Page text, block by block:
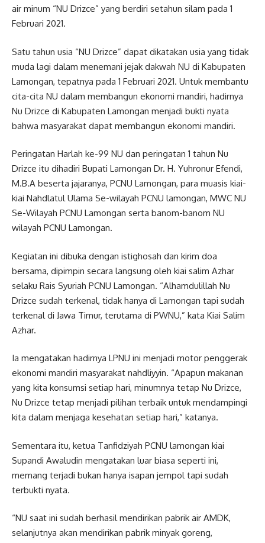
air minum “NU Drizce” yang berdiri setahun silam pada 1
Februari 2021.
Satu tahun usia “NU Drizce” dapat dikatakan usia yang tidak
muda lagi dalam menemani jejak dakwah NU di Kabupaten
Lamongan, tepatnya pada 1 Februari 2021. Untuk membantu
cita-cita NU dalam membangun ekonomi mandiri, hadirnya
Nu Drizce di Kabupaten Lamongan menjadi bukti nyata
bahwa masyarakat dapat membangun ekonomi mandiri.
Peringatan Harlah ke-99 NU dan peringatan 1 tahun Nu
Drizce itu dihadiri Bupati Lamongan Dr. H. Yuhronur Efendi,
M.B.A beserta jajaranya, PCNU Lamongan, para muasis kiai-
kiai Nahdlatul Ulama Se-wilayah PCNU lamongan, MWC NU
Se-Wilayah PCNU Lamongan serta banom-banom NU
wilayah PCNU Lamongan.
Kegiatan ini dibuka dengan istighosah dan kirim doa
bersama, dipimpin secara langsung oleh kiai salim Azhar
selaku Rais Syuriah PCNU Lamongan. “Alhamdulillah Nu
Drizce sudah terkenal, tidak hanya di Lamongan tapi sudah
terkenal di Jawa Timur, terutama di PWNU,” kata Kiai Salim
Azhar.
Ia mengatakan hadirnya LPNU ini menjadi motor penggerak
ekonomi mandiri masyarakat nahdliyyin. “Apapun makanan
yang kita konsumsi setiap hari, minumnya tetap Nu Drizce,
Nu Drizce tetap menjadi pilihan terbaik untuk mendampingi
kita dalam menjaga kesehatan setiap hari,” katanya.
Sementara itu, ketua Tanfidziyah PCNU lamongan kiai
Supandi Awaludin mengatakan luar biasa seperti ini,
memang terjadi bukan hanya isapan jempol tapi sudah
terbukti nyata.
“NU saat ini sudah berhasil mendirikan pabrik air AMDK,
selanjutnya akan mendirikan pabrik minyak goreng,